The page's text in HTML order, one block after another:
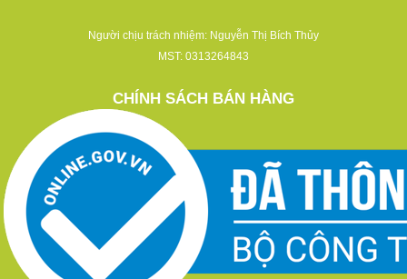
Người chịu trách nhiệm: Nguyễn Thị Bích Thủy
MST: 0313264843
CHÍNH SÁCH BÁN HÀNG